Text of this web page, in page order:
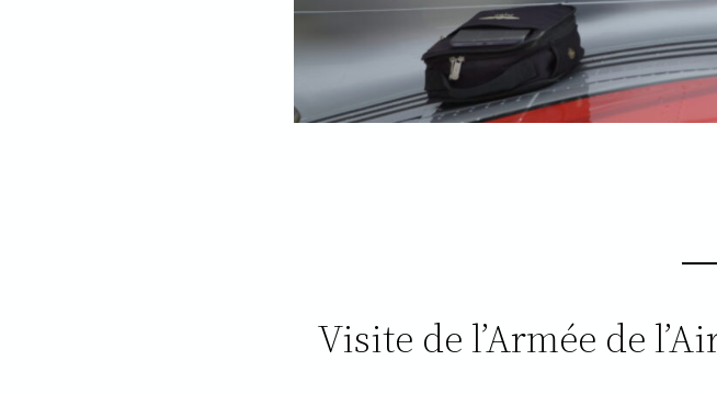
Visite de l’Armée de